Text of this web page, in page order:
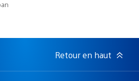
Retour en haut